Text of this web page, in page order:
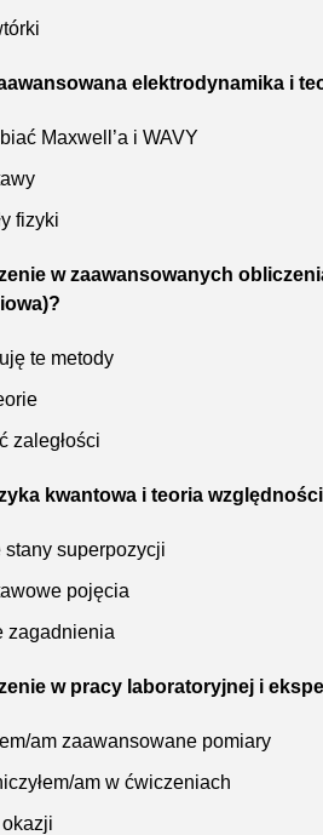
elektrodynamika i
Maxwell’a i WAVY
fizyki
w zaawansowanych
te metody
zaległości
kwantowa i teoria
stany superpozycji
pojęcia
zagadnienia
w pracy laboratoryjnej i
am zaawansowane pomiary
am w ćwiczeniach
okazji